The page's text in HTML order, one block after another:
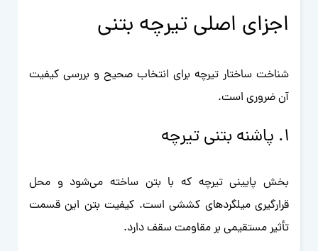
اجزای اصلی تیرچه بتنی
شناخت ساختار تیرچه برای انتخاب صحیح و بررسی کیفیت
آن ضروری است.
۱. پاشنه بتنی تیرچه
بخش پایینی تیرچه که با بتن ساخته می‌شود و محل
قرارگیری میلگردهای کششی است. کیفیت بتن این قسمت
تأثیر مستقیمی بر مقاومت سقف دارد.